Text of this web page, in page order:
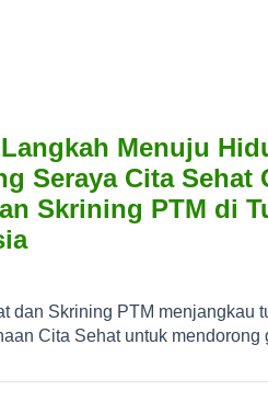
Menuju
Seraya Cita Sehat
Skrining PTM di
dan Skrining PTM menjangkau
Cita Sehat untuk mendorong